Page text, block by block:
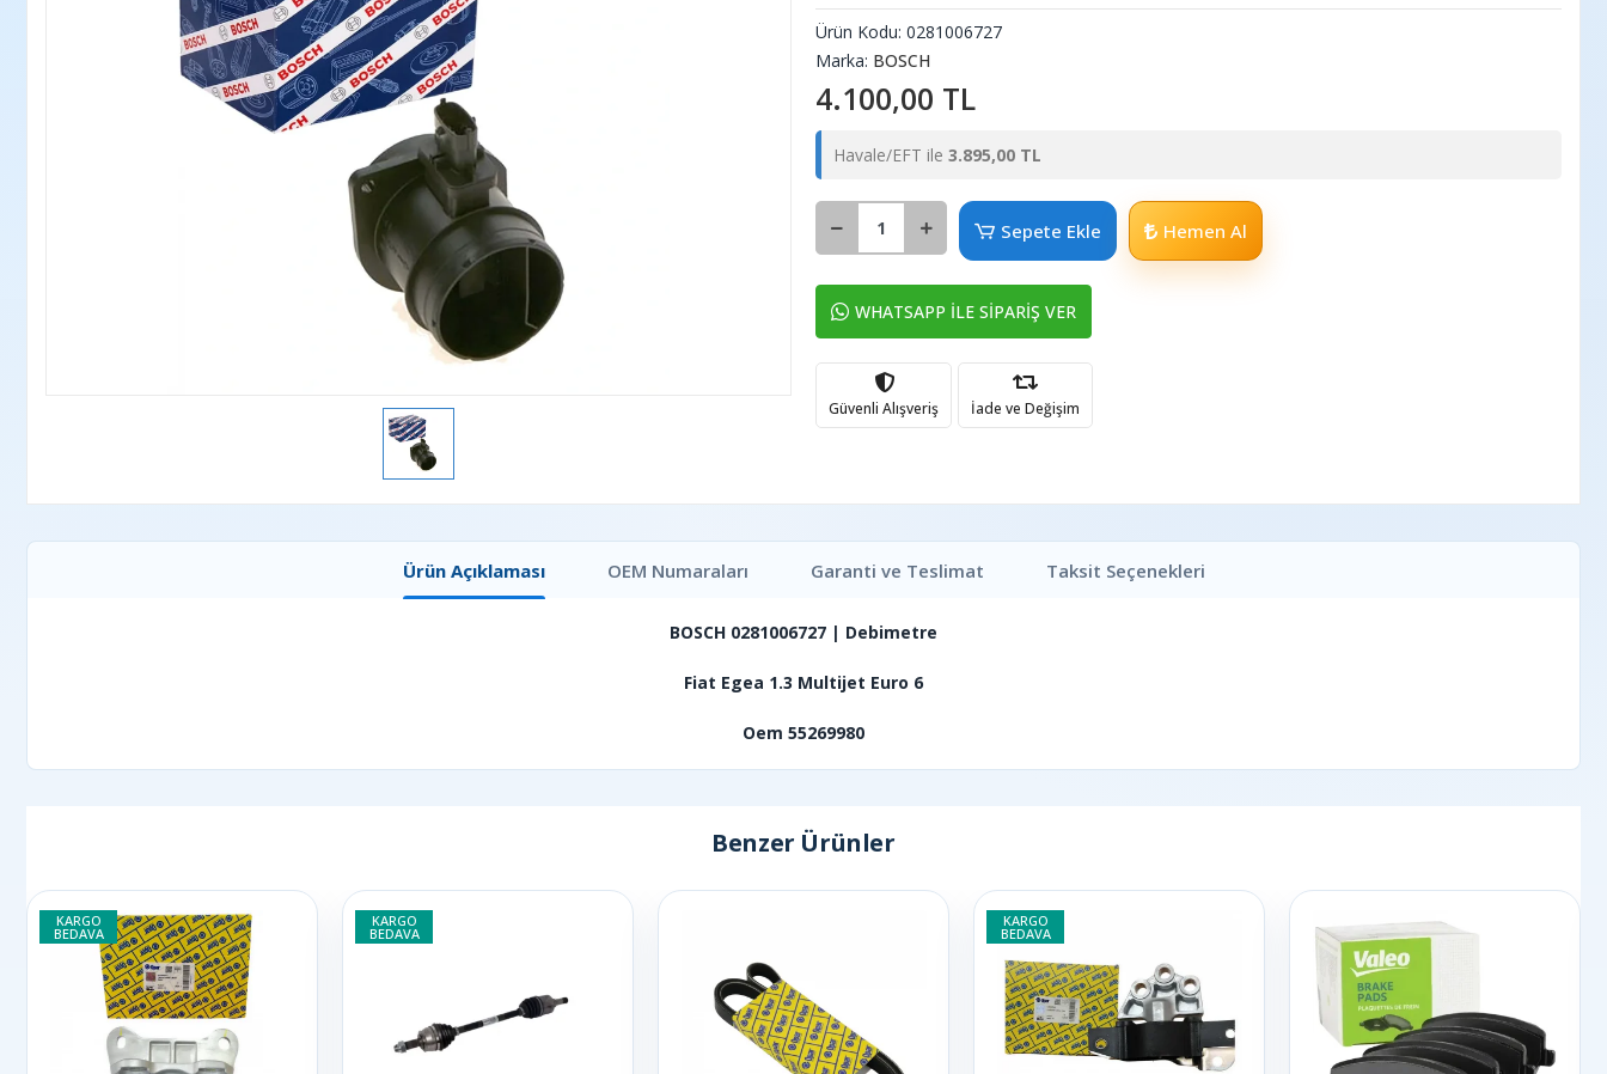
Ürün Kodu: 0281006727
Marka: BOSCH
4.100,00 TL
Havale/EFT ile 3.895,00 TL
Sepete Ekle Hemen Al
WHATSAPP İLE SİPARİŞ VER
Güvenli Alışveriş İade ve Değişim
Ürün Açıklaması Garanti ve Teslimat Taksit Seçenekleri
OEM Numaraları
BOSCH 0281006727 | Debimetre
Fiat Egea 1.3 Multijet Euro 6
Oem 55269980
Benzer Ürünler
KARGO
BEDAVA
KARGO
BEDAVA
KARGO
BEDAVA